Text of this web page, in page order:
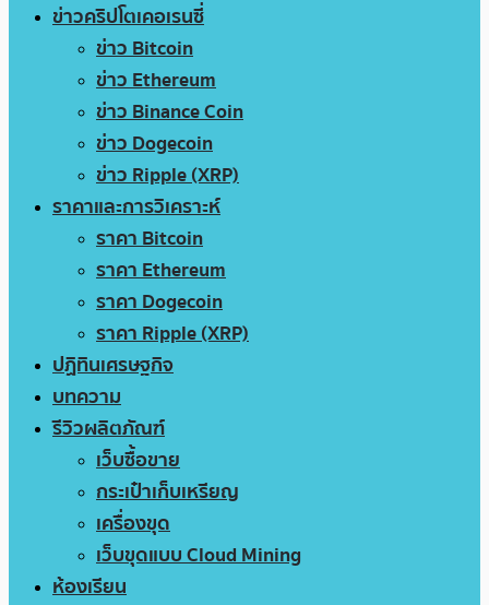
ข่าวคริปโตเคอเรนซี่
ข่าว Bitcoin
ข่าว Ethereum
ข่าว Binance Coin
ข่าว Dogecoin
ข่าว Ripple (XRP)
ราคาและการวิเคราะห์
ราคา Bitcoin
ราคา Ethereum
ราคา Dogecoin
ราคา Ripple (XRP)
ปฏิทินเศรษฐกิจ
บทความ
รีวิวผลิตภัณฑ์
เว็บซื้อขาย
กระเป๋าเก็บเหรียญ
เครื่องขุด
เว็บขุดแบบ Cloud Mining
ห้องเรียน